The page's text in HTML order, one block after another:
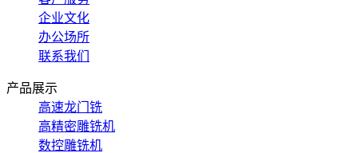
企业文化
办公场所
联系我们
产品展示
高速龙门铣
高精密雕铣机
数控雕铣机